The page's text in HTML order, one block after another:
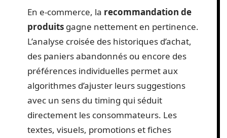
En e-commerce, la recommandation de
produits gagne nettement en pertinence.
L’analyse croisée des historiques d’achat,
des paniers abandonnés ou encore des
préférences individuelles permet aux
algorithmes d’ajuster leurs suggestions
avec un sens du timing qui séduit
directement les consommateurs. Les
textes, visuels, promotions et fiches